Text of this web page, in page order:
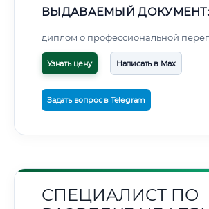
ВЫДАВАЕМЫЙ ДОКУМЕНТ:
диплом о профессиональной
Узнать цену Написать в Max
Задать вопрос в Telegram
СПЕЦИАЛИСТ ПО